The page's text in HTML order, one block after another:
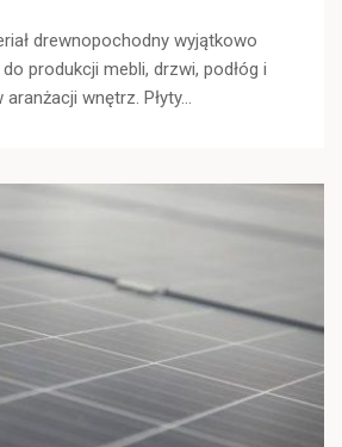
drewnopochodny wyjątkowo
produkcji mebli, drzwi, podłóg i
wnętrz. Płyty…